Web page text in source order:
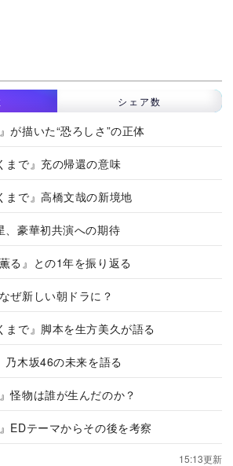
シェア数
が描いた“恐ろしさ”の正体
まで』充の帰還の意味
まで』高橋文哉の新境地
、豪華初共演への期待
る』との1年を振り返る
ぜ新しい朝ドラに？
まで』脚本を生方美久が語る
乃木坂46の未来を語る
』怪物は誰が生んだのか？
EDテーマからその後を考察
15:13更新